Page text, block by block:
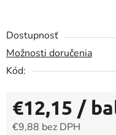
Dostupnosť
Možnosti doručenia
Kód:
€12,15 /
€9,88 bez DPH